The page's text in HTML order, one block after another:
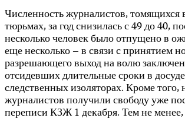
Численность журналистов, томящихся
тюрьмах, за год снизилась с 49 до 40,
несколько человек было отпущено в
еще несколько – в связи с принятием
разрешающего выход на волю
отсидевших длительные сроки в
следственных изоляторах. Кроме того,
журналистов получили свободу уже
переписи КЗЖ 1 декабря. Тем не менее,